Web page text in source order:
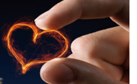
省首次将该功能用于汛期通信保障实
了5G异网漫游跨企业协同保障能力，
流程、业务配置和监控保障等全环节
通信网络容灾韧性，为守护人民群众
指挥畅通筑牢通信“生命线”。